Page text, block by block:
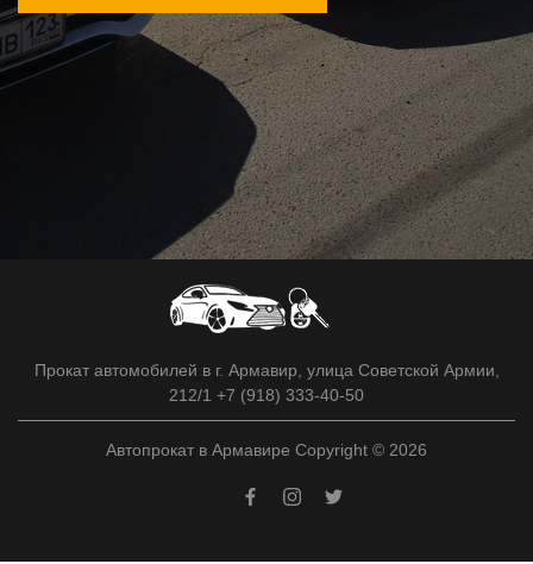
Прокат автомобилей в г. Армавир, улица Советской Армии,
212/1 +7 (918) 333-40-50
Автопрокат в Армавире Copyright © 2026